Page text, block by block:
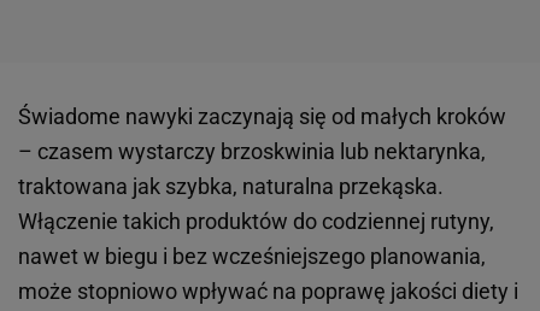
Świadome nawyki zaczynają się od małych kroków
– czasem wystarczy brzoskwinia lub nektarynka,
traktowana jak szybka, naturalna przekąska.
Włączenie takich produktów do codziennej rutyny,
nawet w biegu i bez wcześniejszego planowania,
może stopniowo wpływać na poprawę jakości diety i